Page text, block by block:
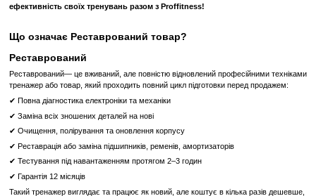
Технологічні інновації:Використання передових
своїм прогресом у режимі реального часу.
Легке налаштування:
параметри користувача робить його доступним для
спортсменів.
Купівля професійного обладнання в Proffitness:
Обираючи спортивне обладнання в Proffitness, ви
високоякісний продукт, але й безліч додаткових переваг:
Гарантія якості:
Ми працюємо тільки з перевіреними
Індивідуальний підхід:Наші фахівці допоможуть вам